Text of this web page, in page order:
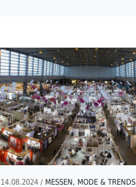
14.08.2024 / MESSEN, MODE & TRENDS